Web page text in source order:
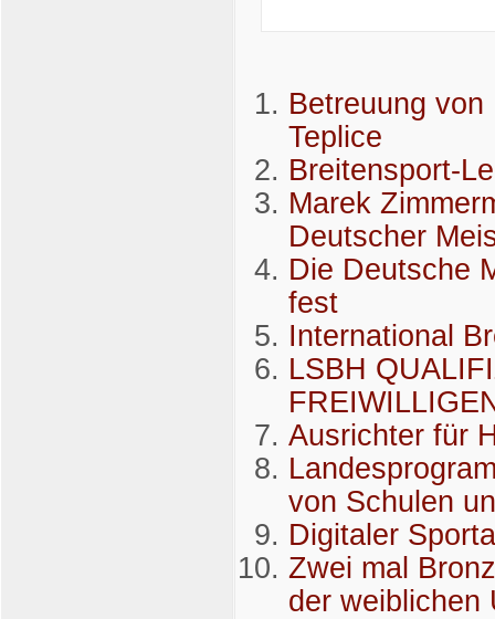
Betreuung
Teplice
Breitensport-
Marek
Deutscher
Die Deutsche
fest
International
LSBH
Ausrichter für
von Schulen
Digitaler
Zwei mal
der weiblichen